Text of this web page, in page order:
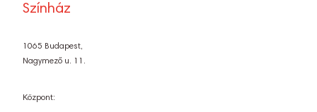
Színház
1065 Budapest,
Nagymező u. 11.
Központ: